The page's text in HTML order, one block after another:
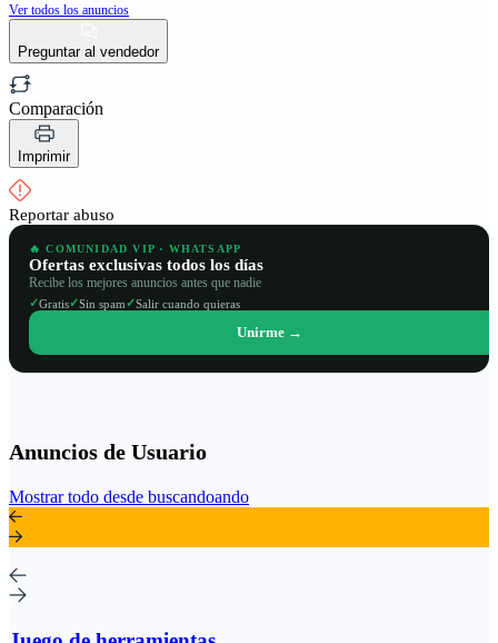
Ver todos los anuncios
Preguntar al vendedor
Comparación
Imprimir
Reportar abuso
🔥 COMUNIDAD VIP · WHATSAPP
Ofertas exclusivas todos los días
Recibe los mejores anuncios antes que nadie
✓Gratis✓Sin spam✓Salir cuando quieras
Unirme →
Anuncios de Usuario
Mostrar todo desde buscandoando